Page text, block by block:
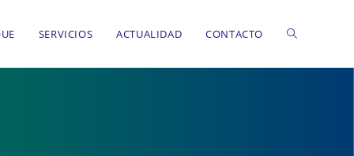
SERVICIOS ACTUALIDAD CONTACTO